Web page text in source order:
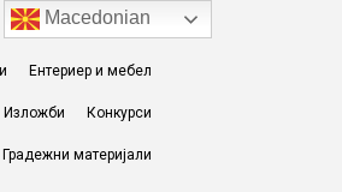
Ентериер и мебел
Изложби Конкурси
Градежни материјали
Macedonian